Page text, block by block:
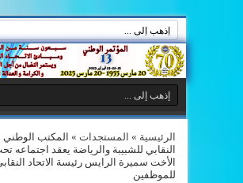
الرئيسية » المستجدات » المكتب الوطني
النقابي للشبيبة والرياضة يعقد اجتماعه
الأخت سميرة الرايس رئيسة الاتحاد
للموظفين